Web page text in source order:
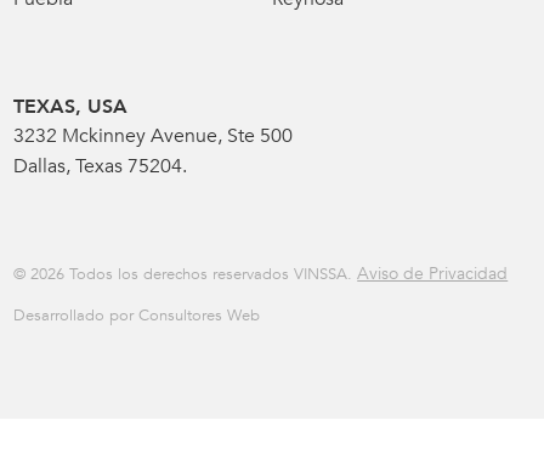
TEXAS, USA
3232 Mckinney Avenue, Ste 500
Dallas, Texas 75204.
© 2026 Todos los derechos reservados VINSSA.Aviso de Privacidad
Desarrollado por Consultores Web